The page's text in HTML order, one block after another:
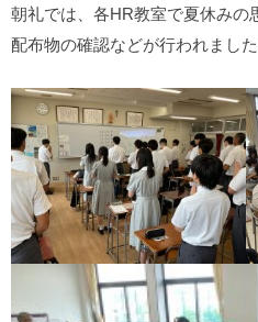
朝礼では、各HR教室で夏休みの
配布物の確認などが行われました